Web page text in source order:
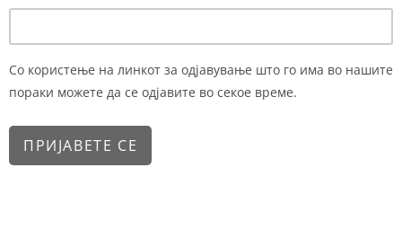
Со користење на линкот за одјавување што го има во нашите
пораки можете да се одјавите во секое време.